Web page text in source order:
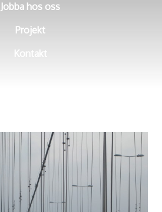
Jobba hos oss
Projekt
Kontakt